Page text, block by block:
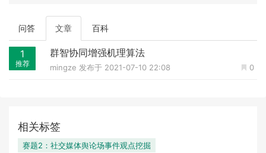
问答 文章 百科
1
推荐
群智协同增强机理算法
0
mingze 发布于 2021-07-10 22:08
相关标签
赛题2：社交媒体舆论场事件观点挖掘